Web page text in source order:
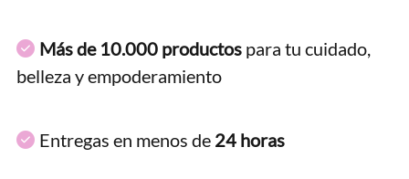
Más de 10.000 productos para tu cuidado,
belleza y empoderamiento
Entregas en menos de 24 horas